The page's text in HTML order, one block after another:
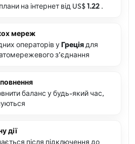
на інтернет від US$1.22 .
мереж
операторів уГреціядля
зʼєднання
баланс у будь-який час,
дії
після підключення до